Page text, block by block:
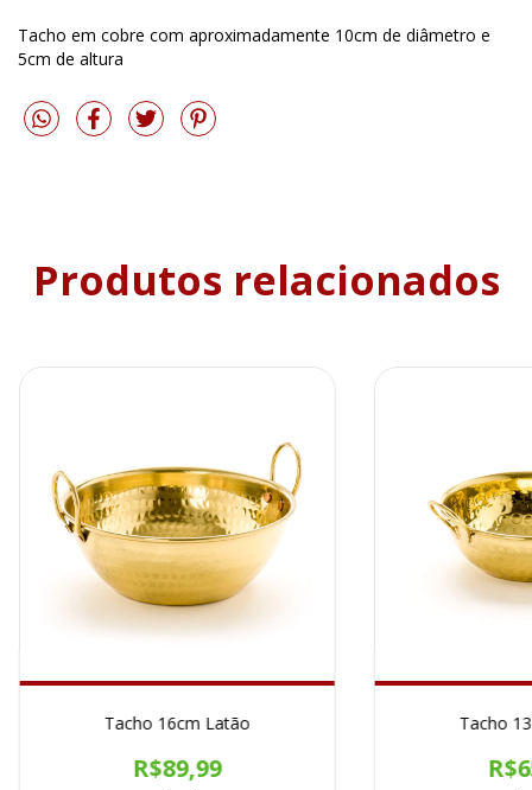
Tacho em cobre com aproximadamente 10cm de diâmetro e
5cm de altura
Produtos relacionados
Tacho 16cm Latão
R$89,99
Tacho